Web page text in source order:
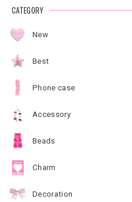
CATEGORY
New
Best
Phone case
Accessory
Beads
Charm
Decoration